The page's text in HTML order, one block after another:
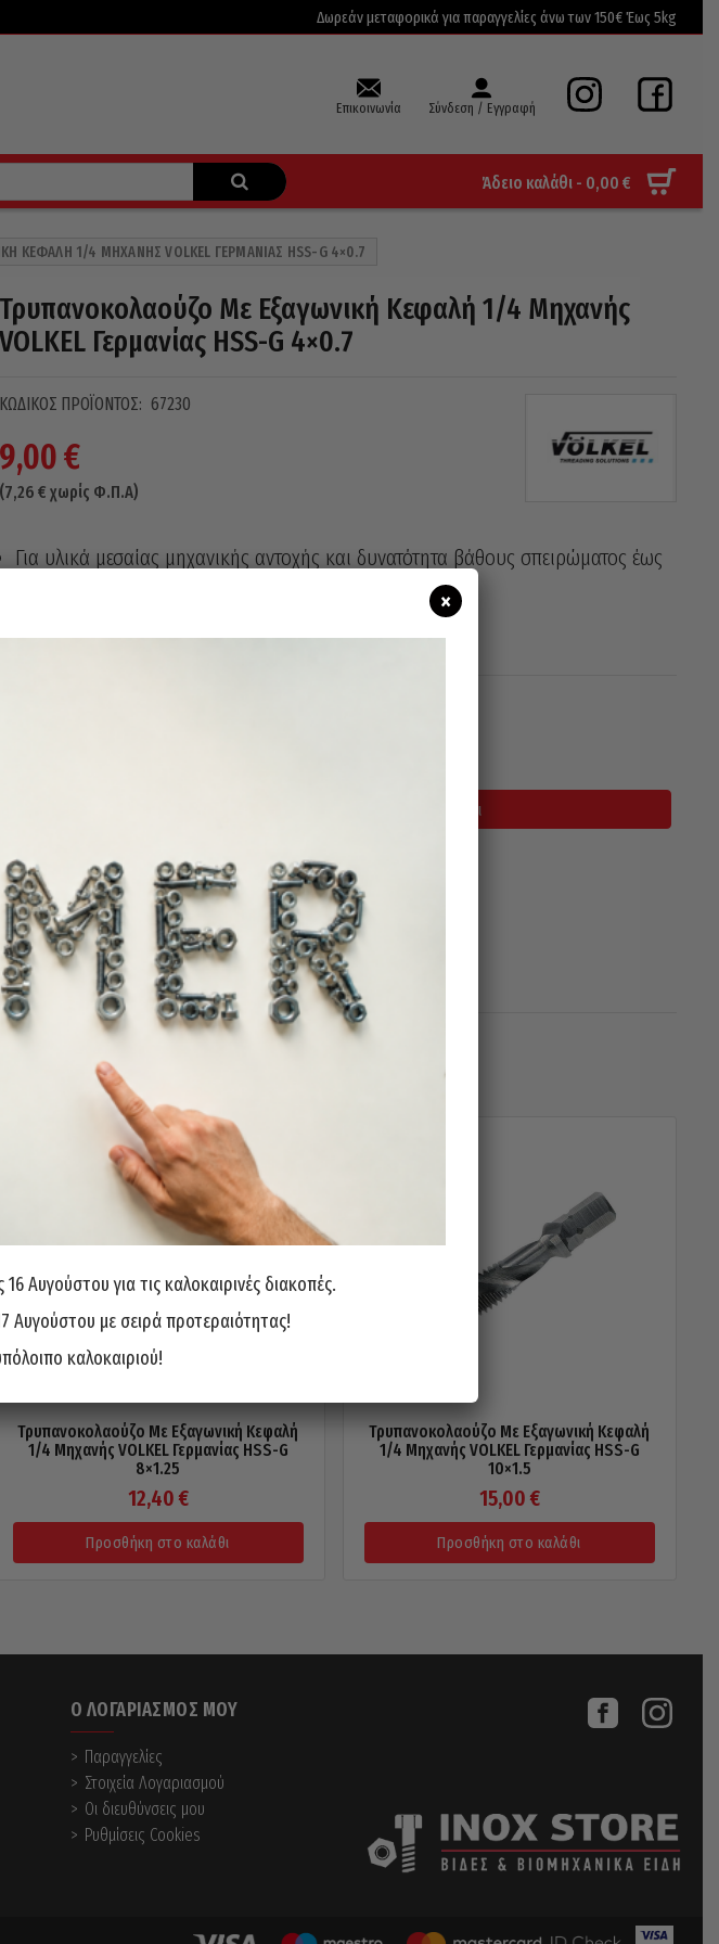
Δωρεάν μεταφορικά για παραγγελίες άνω των 150€ Έως 5kg
Επικοινωνία Σύνδεση / Εγγραφή
Άδειο καλάθι - 0,00 €
ΚΕΦΑΛΉ 1/4 ΜΗΧΑΝΉΣ VOLKEL ΓΕΡΜΑΝΊΑΣ HSS-G 4×0.7
Τρυπανοκολαούζο Με Εξαγωνική Κεφαλή 1/4 Μηχανής
VOLKEL Γερμανίας HSS-G 4×0.7
ΚΩΔΙΚΌΣ ΠΡΟΪΌΝΤΟΣ: 67230
9,00€
(7,26 € χωρίς Φ.Π.Α)
Για υλικά μεσαίας μηχανικής αντοχής και δυνατότητα βάθους σπειρώματος έως
Προσθήκη Στο Καλάθι
Τρυπανοκολαούζο Με Εξαγωνική Κεφαλή
1/4 Μηχανής VOLKEL Γερμανίας HSS-G
8×1.25
12,40 €
Προσθήκη στο καλάθι
Τρυπανοκολαούζο Με Εξαγωνική Κεφαλή
1/4 Μηχανής VOLKEL Γερμανίας HSS-G
10×1.5
15,00 €
Προσθήκη στο καλάθι
Ο ΛΟΓΑΡΙΑΣΜΌΣ ΜΟΥ
Παραγγελίες
Στοιχεία Λογαριασμού
Οι διευθύνσεις μου
Ρυθμίσεις Cookies
Αυγούστου για τις καλοκαιρινές διακοπές.
Αυγούστου με σειρά προτεραιότητας!
καλοκαιριού!
×